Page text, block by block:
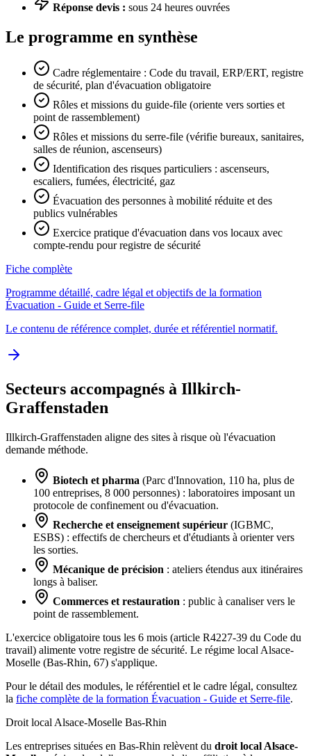
Réponse devis : sous 24 heures ouvrées
Le programme en synthèse
Cadre réglementaire : Code du travail, ERP/ERT, registre
de sécurité, plan d'évacuation obligatoire
Rôles et missions du guide-file (oriente vers sorties et
point de rassemblement)
Rôles et missions du serre-file (vérifie bureaux, sanitaires,
salles de réunion, ascenseurs)
Identification des risques particuliers : ascenseurs,
escaliers, fumées, électricité, gaz
Évacuation des personnes à mobilité réduite et des
publics vulnérables
Exercice pratique d'évacuation dans vos locaux avec
compte-rendu pour registre de sécurité
Fiche complète
Programme détaillé, cadre légal et objectifs de la formation
Évacuation - Guide et Serre-file
Le contenu de référence complet, durée et référentiel normatif.
Secteurs accompagnés à Illkirch-
Graffenstaden
Illkirch-Graffenstaden aligne des sites à risque où l'évacuation
demande méthode.
Biotech et pharma (Parc d'Innovation, 110 ha, plus de
100 entreprises, 8 000 personnes) : laboratoires imposant un
protocole de confinement ou d'évacuation.
Recherche et enseignement supérieur (IGBMC,
ESBS) : effectifs de chercheurs et d'étudiants à orienter vers
les sorties.
Mécanique de précision : ateliers étendus aux itinéraires
longs à baliser.
Commerces et restauration : public à canaliser vers le
point de rassemblement.
L'exercice obligatoire tous les 6 mois (article R4227-39 du Code du
travail) alimente votre registre de sécurité. Le régime local Alsace-
Moselle (Bas-Rhin, 67) s'applique.
Pour le détail des modules, le référentiel et le cadre légal, consultez
la fiche complète de la formation Évacuation - Guide et Serre-file.
Droit local Alsace-Moselle Bas-Rhin
Les entreprises situées en Bas-Rhin relèvent du droit local Alsace-